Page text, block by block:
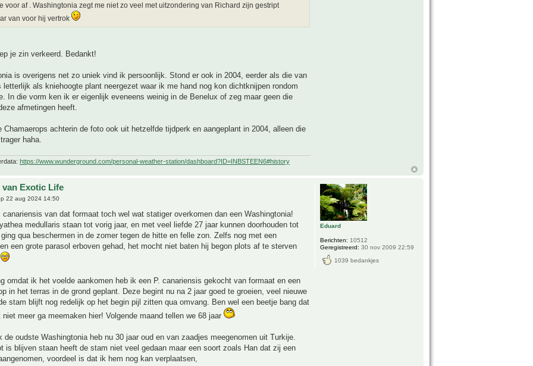
voor af . Washingtonia zegt me niet zo veel met uitzondering van Richard zijn gestript
van voor hij vertrok
je zin verkeerd. Bedankt!
is overigens net zo uniek vind ik persoonlijk. Stond er ook in 2004, eerder als die van
letterlijk als kniehoogte plant neergezet waar ik me hand nog kon dichtknijpen rondom
In die vorm ken ik er eigenlijk eveneens weinig in de Benelux of zeg maar geen die
afmetingen heeft.
Chamaerops achterin de foto ook uit hetzelfde tijdperk en aangeplant in 2004, alleen die
haha.
https://www.wunderground.com/personal-weather-station/dashboard?ID=INBSTEEN6#history
van Exotic Life
22 aug 2024 14:50
canariensis van dat formaat toch wel wat statiger overkomen dan een Washingtonia!
medullaris staan tot vorig jaar, en met veel liefde 27 jaar kunnen doorhouden tot
qua beschermen in de zomer tegen de hitte en felle zon. Zelfs nog met een
een grote parasol erboven gehad, het mocht niet baten hij begon plots af te sterven
omdat ik het voelde aankomen heb ik een P. canariensis gekocht van formaat en een
in het terras in de grond geplant. Deze begint nu na 2 jaar goed te groeien, veel nieuwe
stam blijft nog redelijk op het begin pijl zitten qua omvang. Ben wel een beetje bang dat
meer ga meemaken hier! Volgende maand tellen we 68 jaar
de oudste Washingtonia heb nu 30 jaar oud en van zaadjes meegenomen uit Turkije.
is blijven staan heeft de stam niet veel gedaan maar een soort zoals Han dat zij een
voordeel is dat ik hem nog kan verplaatsen,
Eduard
Berichten: 10512
Geregistreerd: 30 nov 2009 22:59
1039 bedankjes